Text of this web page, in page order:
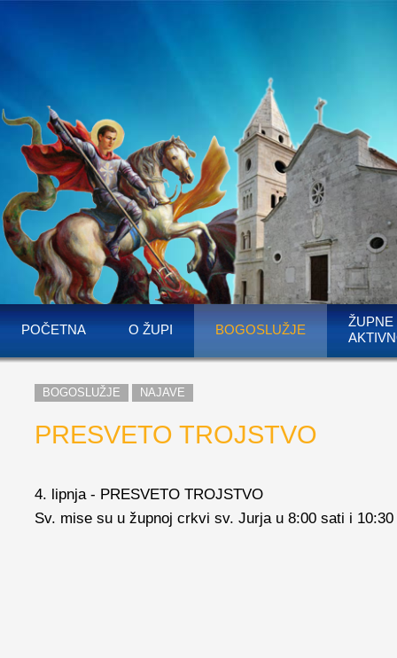
POČETNA O ŽUPI BOGOSLUŽJE
ŽUPNE
BOGOSLUŽJE NAJAVE
PRESVETO TROJSTVO
4. lipnja - PRESVETO TROJSTVO
Sv. mise su u župnoj crkvi sv. Jurja u 8:00 sati i